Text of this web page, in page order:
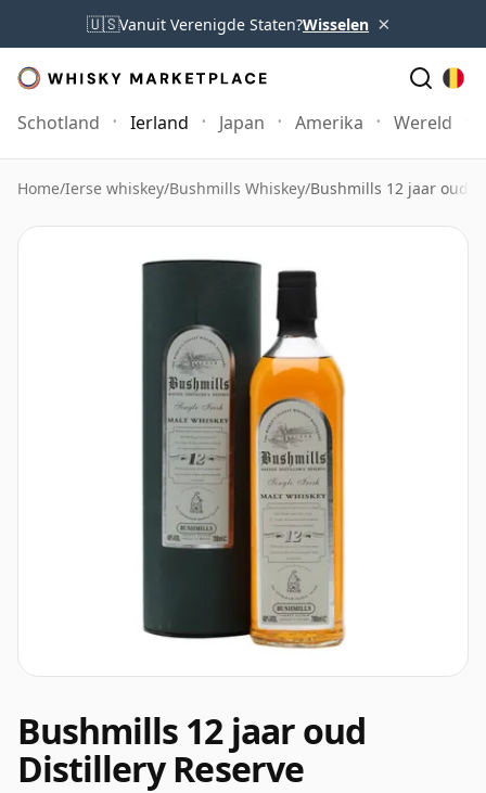
🇺🇸Vanuit Verenigde Staten?Wisselen ×
Schotland Ierland Japan Amerika Wereld
Home/Ierse whiskey/Bushmills Whiskey/Bushmills 12 jaar oud
Bushmills 12 jaar oud
Distillery Reserve